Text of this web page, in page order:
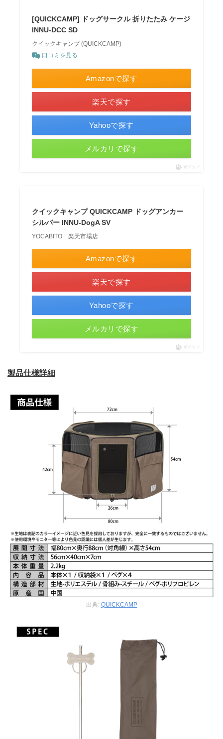
[QUICKCAMP] ドッグサークル 折りたたみ ケージ
INNU-DCC SD
クイックキャンプ (QUICKCAMP)
口コミを見る
Amazonで探す
楽天で探す
Yahooで探す
メルカリで探す
ポチップ
クイックキャンプ QUICKCAMP ドッグアンカー
シルバー INNU-DogA SV
YOCABITO 楽天市場店
Amazonで探す
楽天で探す
Yahooで探す
メルカリで探す
ポチップ
製品仕様詳細
出典: QUICKCAMP